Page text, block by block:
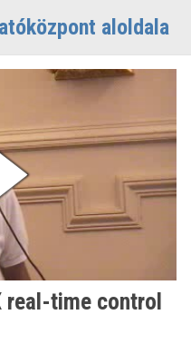
aloldala
real-time control